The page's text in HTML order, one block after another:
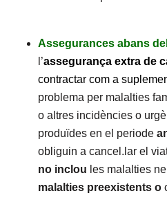
Assegurances abans
l’assegurança extra de
contractar com a
problema per malalties
o altres incidències o
produïdes en el periode
obliguin a cancel.lar el
no inclou les malalties
malalties preexistents o